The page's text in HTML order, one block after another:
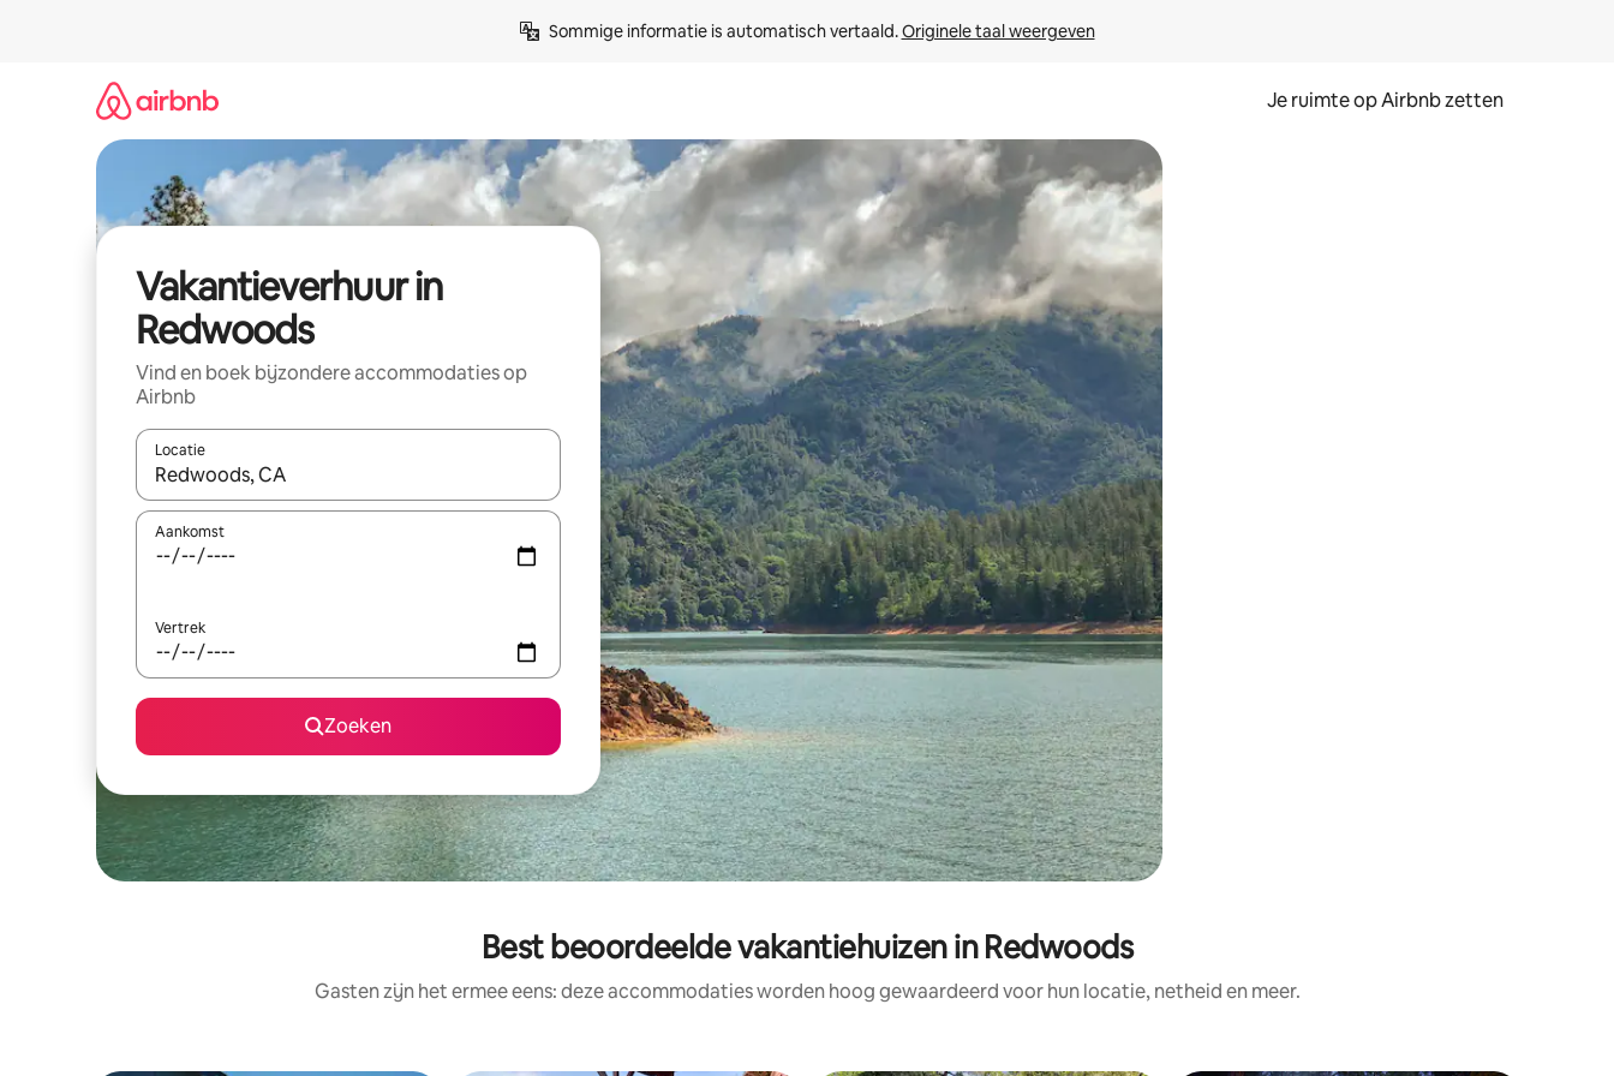
Sommige informatie is automatisch vertaald. Originele taal weergeven
Je ruimte op Airbnb zetten
Vakantieverhuur in
Redwoods
Vind en boek bijzondere accommodaties op
Airbnb
Locatie
Wanneer er suggesties beschikbaar zijn, maak je een keuze met je de pijltjestoetsen omhoog en omlaag, óf door te tikken of swipen.
Aankomst
Vertrek
Zoeken
Best beoordeelde vakantiehuizen in Redwoods
Gasten zijn het ermee eens: deze accommodaties worden hoog gewaardeerd voor hun locatie, netheid en meer.